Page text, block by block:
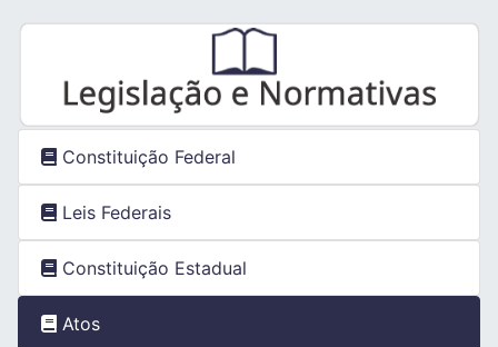
Constituição Federal
Leis Federais
Constituição Estadual
Atos